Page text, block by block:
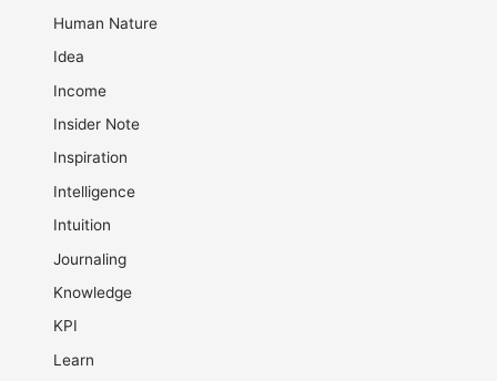
Human Nature
Idea
Income
Insider Note
Inspiration
Intelligence
Intuition
Journaling
Knowledge
KPI
Learn